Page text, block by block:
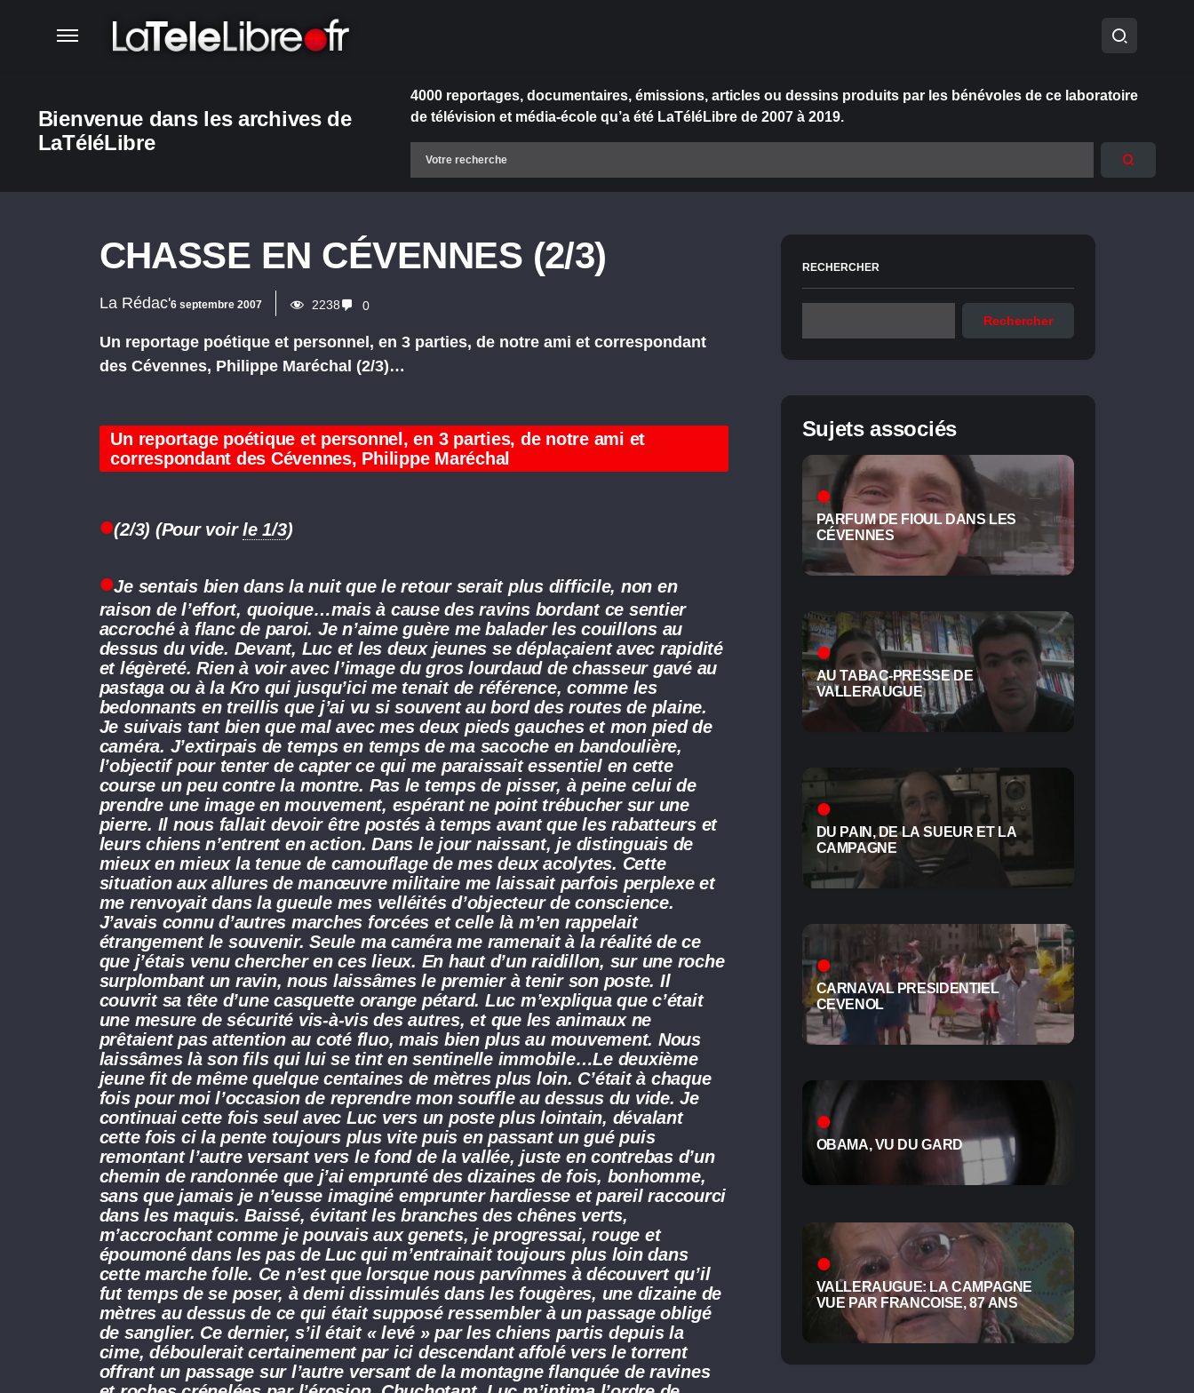
Bienvenue dans les archives de
LaTéléLibre
4000 reportages, documentaires, émissions, articles ou dessins produits par les bénévoles de ce laboratoire
de télévision et média-école qu’a été LaTéléLibre de 2007 à 2019.
CHASSE EN CÉVENNES (2/3)
La Rédac'6 septembre 2007 2238 0
Un reportage poétique et personnel, en 3 parties, de notre ami et correspondant
des Cévennes, Philippe Maréchal (2/3)…
Un reportage poétique et personnel, en 3 parties, de notre ami et
correspondant des Cévennes, Philippe Maréchal
(2/3) (Pour voirle 1/3)
Je sentais bien dans la nuit que le retour serait plus difficile, non en
raison de l’effort, quoique…mais à cause des ravins bordant ce sentier
accroché à flanc de paroi. Je n’aime guère me balader les couillons au
dessus du vide. Devant, Luc et les deux jeunes se déplaçaient avec rapidité
et légèreté. Rien à voir avec l’image du gros lourdaud de chasseur gavé au
pastaga ou à la Kro qui jusqu’ici me tenait de référence, comme les
bedonnants en treillis que j’ai vu si souvent au bord des routes de plaine.
Je suivais tant bien que mal avec mes deux pieds gauches et mon pied de
caméra. J’extirpais de temps en temps de ma sacoche en bandoulière,
l’objectif pour tenter de capter ce qui me paraissait essentiel en cette
course un peu contre la montre. Pas le temps de pisser, à peine celui de
prendre une image en mouvement, espérant ne point trébucher sur une
pierre. Il nous fallait devoir être postés à temps avant que les rabatteurs et
leurs chiens n’entrent en action. Dans le jour naissant, je distinguais de
mieux en mieux la tenue de camouflage de mes deux acolytes. Cette
situation aux allures de manœuvre militaire me laissait parfois perplexe et
me renvoyait dans la gueule mes velléités d’objecteur de conscience.
J’avais connu d’autres marches forcées et celle là m’en rappelait
étrangement le souvenir. Seule ma caméra me ramenait à la réalité de ce
que j’étais venu chercher en ces lieux. En haut d’un raidillon, sur une roche
surplombant un ravin, nous laissâmes le premier à tenir son poste. Il
couvrit sa tête d’une casquette orange pétard. Luc m’expliqua que c’était
une mesure de sécurité vis-à-vis des autres, et que les animaux ne
prêtaient pas attention au coté fluo, mais bien plus au mouvement. Nous
laissâmes là son fils qui lui se tint en sentinelle immobile…Le deuxième
jeune fit de même quelque centaines de mètres plus loin. C’était à chaque
fois pour moi l’occasion de reprendre mon souffle au dessus du vide. Je
continuai cette fois seul avec Luc vers un poste plus lointain, dévalant
cette fois ci la pente toujours plus vite puis en passant un gué puis
remontant l’autre versant vers le fond de la vallée, juste en contrebas d’un
chemin de randonnée que j’ai emprunté des dizaines de fois, bonhomme,
sans que jamais je n’eusse imaginé emprunter hardiesse et pareil raccourci
dans les maquis. Baissé, évitant les branches des chênes verts,
m’accrochant comme je pouvais aux genets, je progressai, rouge et
époumoné dans les pas de Luc qui m’entrainait toujours plus loin dans
cette marche folle. Ce n’est que lorsque nous parvînmes à découvert qu’il
fut temps de se poser, à demi dissimulés dans les fougères, une dizaine de
mètres au dessus de ce qui était supposé ressembler à un passage obligé
de sanglier. Ce dernier, s’il était « levé » par les chiens partis depuis la
cime, déboulerait certainement par ici descendant affolé vers le torrent
offrant un passage sur l’autre versant de la montagne flanquée de ravines
RECHERCHER
Rechercher
Sujets associés
PARFUM DE FIOUL DANS LES
CÉVENNES
AU TABAC-PRESSE DE
VALLERAUGUE
DU PAIN, DE LA SUEUR ET LA
CAMPAGNE
CARNAVAL PRESIDENTIEL
CEVENOL
OBAMA, VU DU GARD
VALLERAUGUE: LA CAMPAGNE
VUE PAR FRANCOISE, 87 ANS